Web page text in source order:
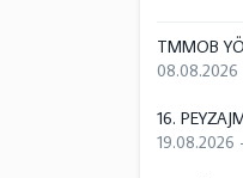
TMMOB
08.08.2026
16.
19.08.2026